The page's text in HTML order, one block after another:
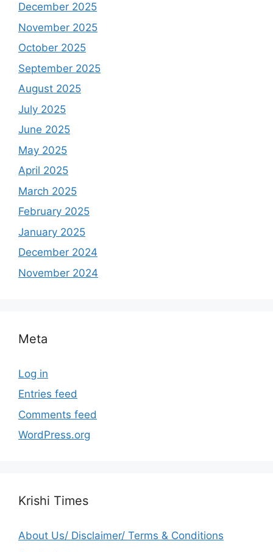
December 2025
November 2025
October 2025
September 2025
August 2025
July 2025
June 2025
May 2025
April 2025
March 2025
February 2025
January 2025
December 2024
November 2024
Meta
Log in
Entries feed
Comments feed
WordPress.org
Krishi Times
About Us/ Disclaimer/ Terms & Conditions